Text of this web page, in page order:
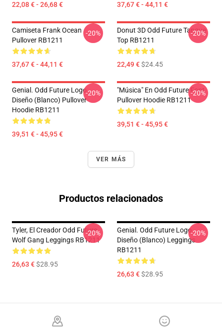
22,08 € - 26,68 € 37,67 € - 44,11 €
Camiseta Frank Ocean
Pullover RB1211
37,67 € - 44,11 €
-20%
Donut 3D Odd Future Tanque
Top RB1211
22,49 €$24.45
-20%
Genial. Odd Future Logo
Diseño (blanco) Pullover
Hoodie RB1211
39,51 € - 45,95 €
-20%
"Música" En Odd Future Font
Pullover Hoodie RB1211
39,51 € - 45,95 €
-20%
VER MÁS
Productos relacionados
Tyler, El Creador Odd Future
Wolf Gang Leggings RB1211
26,63 €$28.95
-20%
Genial. Odd Future Logo
Diseño (blanco) Leggings
RB1211
26,63 €$28.95
-20%